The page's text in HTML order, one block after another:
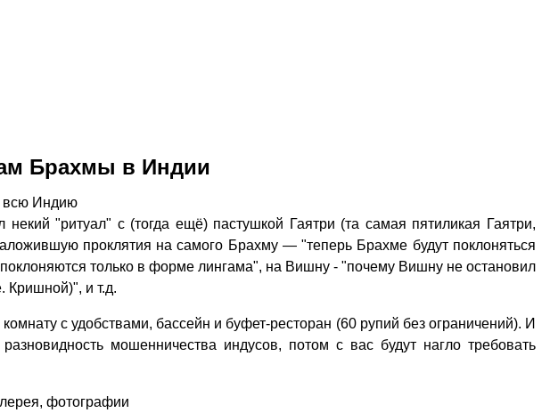
Брахмы в Индии
всю Индию
"ритуал" с (тогда ещё) пастушкой Гаятри (та самая пятиликая Гаятри,
проклятия на самого Брахму — "теперь Брахме будут поклоняться
только в форме лингама", на Вишну - "почему Вишну не остановил
Кришной)", и т.д.
с удобствами, бассейн и буфет-ресторан (60 рупий без ограничений). И
мошенничества индусов, потом с вас будут нагло требовать
фотографии